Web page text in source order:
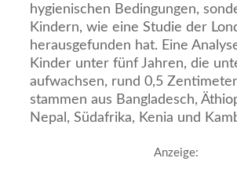
hygienischen Bedingungen,
Kindern, wie eine Studie der
herausgefunden hat. Eine
Kinder unter fünf Jahren, die
aufwachsen, rund 0,5
stammen aus Bangladesch,
Nepal, Südafrika, Kenia und
Anzeige: